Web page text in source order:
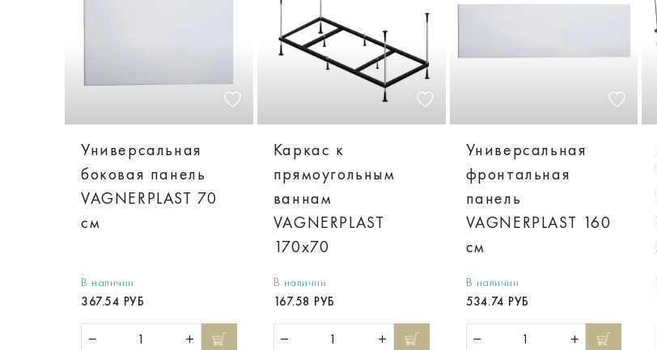
Универсальная
боковая панель
VAGNERPLAST 70
см
В наличии
367.54 РУБ
Каркас к
прямоугольным
ваннам
VAGNERPLAST
170x70
В наличии
167.58 РУБ
Универсальная
фронтальная
панель
VAGNERPLAST 160
см
В наличии
534.74 РУБ